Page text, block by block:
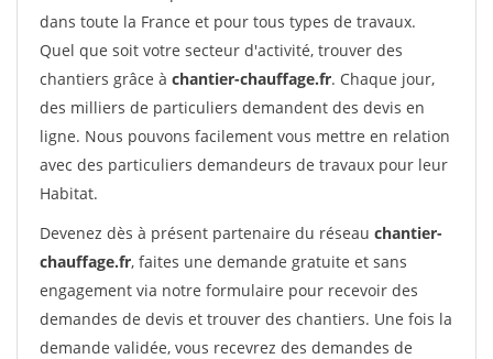
dans toute la France et pour tous types de travaux.
Quel que soit votre secteur d'activité, trouver des
chantiers grâce à chantier-chauffage.fr. Chaque jour,
des milliers de particuliers demandent des devis en
ligne. Nous pouvons facilement vous mettre en relation
avec des particuliers demandeurs de travaux pour leur
Habitat.
Devenez dès à présent partenaire du réseau chantier-
chauffage.fr, faites une demande gratuite et sans
engagement via notre formulaire pour recevoir des
demandes de devis et trouver des chantiers. Une fois la
demande validée, vous recevrez des demandes de